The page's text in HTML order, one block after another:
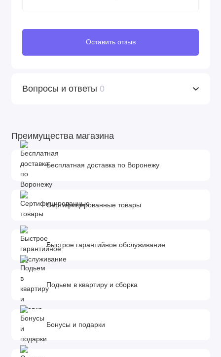
Оставить отзыв
Вопросы и ответы 0
Преимущества магазина
Бесплатная доставка по Воронежу
Сертифицированные товары
Быстрое гарантийное обслуживание
Подьем в квартиру и сборка
Бонусы и подарки